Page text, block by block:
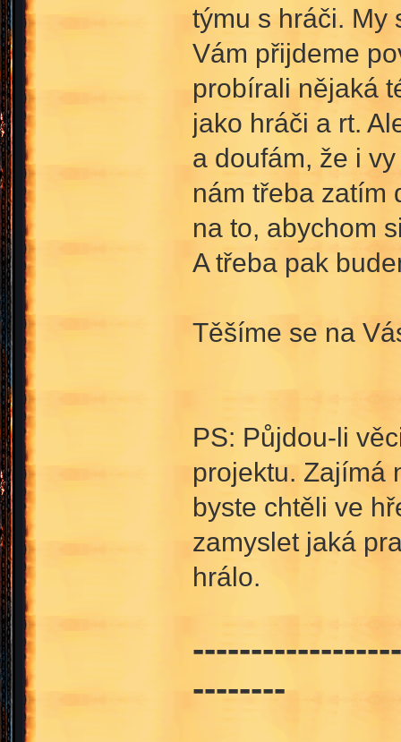
týmu s hráči. My
Vám přijdeme
probírali nějaká
jako hráči a rt.
a doufám, že i
nám třeba zatím
na to, abychom
A třeba pak
Těšíme se na
PS: Půjdou-li
projektu. Zajímá
byste chtěli ve
zamyslet jaká
hrálo.
--------